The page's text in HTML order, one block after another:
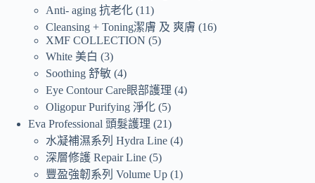
Anti- aging 抗老化 11
Cleansing + Toning潔膚 及 爽膚
16
XMF COLLECTION
5
White 美白
3
Soothing 舒敏 4
Eye Contour Care眼部護理 4
Oligopur Purifying 淨化 5
Eva Professional 頭髮護理
21
水凝補濕系列 Hydra Line 4
深層修護 Repair Line 5
豐盈強韌系列 Volume Up 1